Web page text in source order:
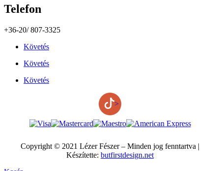
Telefon
+36-20/ 807-3325
Követés
Követés
Követés
>
Copyright © 2021 Lézer Fészer – Minden jog fenntartva |
Készítette: butfirstdesign.net